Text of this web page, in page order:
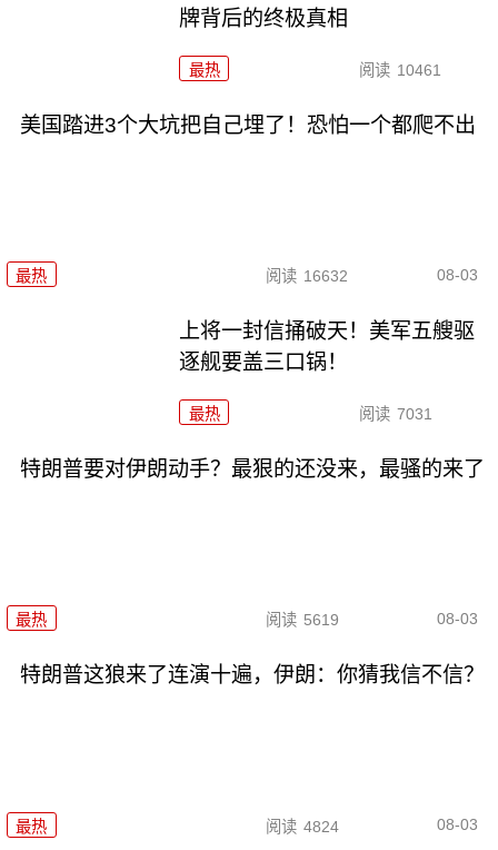
牌背后的终极真相
最热 阅读 10461
美国踏进3个大坑把自己埋了！恐怕一个都爬不出
最热 阅读 16632 08-03
上将一封信捅破天！美军五艘驱
逐舰要盖三口锅！
最热 阅读 7031
特朗普要对伊朗动手？最狠的还没来，最骚的来了
最热 阅读 5619 08-03
特朗普这狼来了连演十遍，伊朗：你猜我信不信？
最热 阅读 4824 08-03